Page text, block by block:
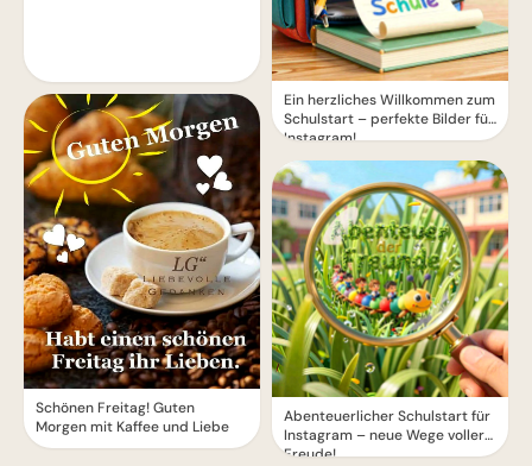
Schönen Freitag! Guten
Morgen mit Kaffee und Liebe
Ein herzliches Willkommen zum
Schulstart – perfekte Bilder für
Instagram!
Abenteuerlicher Schulstart für
Instagram – neue Wege voller
Freude!